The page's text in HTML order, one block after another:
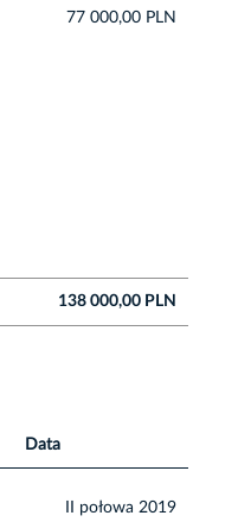
77 000,00 PLN
138 000,00 PLN
Data
II połowa 2019